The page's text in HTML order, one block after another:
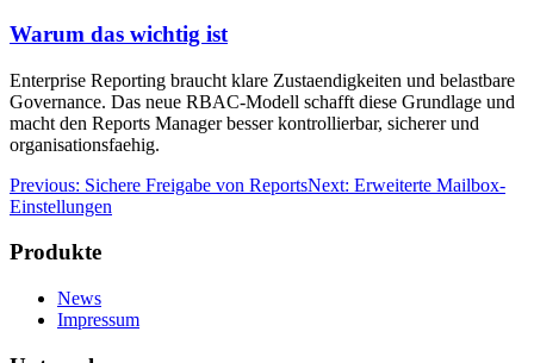
Warum das wichtig ist
Enterprise Reporting braucht klare Zustaendigkeiten und belastbare
Governance. Das neue RBAC-Modell schafft diese Grundlage und
macht den Reports Manager besser kontrollierbar, sicherer und
organisationsfaehig.
Previous: Sichere Freigabe von ReportsNext: Erweiterte Mailbox-
Einstellungen
Produkte
News
Impressum